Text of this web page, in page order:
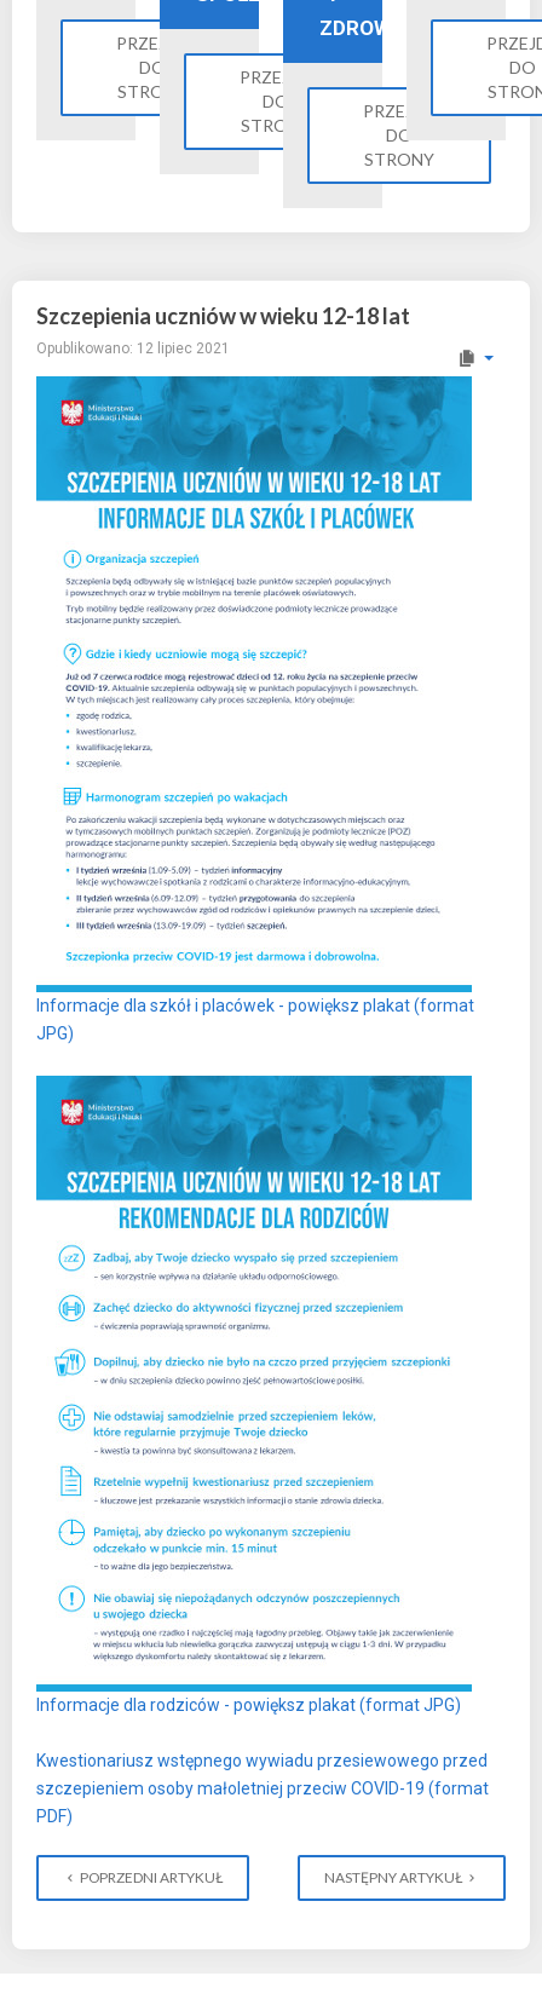
PRZEJDŹ
DO
STRONY
PRZEJDŹ
DO
STRONY
ZDROWIE
PRZEJDŹ
DO
STRONY
DO
Szczepienia uczniów w wieku 12-18 lat
Opublikowano: 12 lipiec 2021
Informacje dla szkół i placówek - powiększ plakat (format
JPG)
Informacje dla rodziców - powiększ plakat (format JPG)
Kwestionariusz wstępnego wywiadu przesiewowego przed
szczepieniem osoby małoletniej przeciw COVID-19 (format
PDF)
POPRZEDNI ARTYKUŁ NASTĘPNY ARTYKUŁ